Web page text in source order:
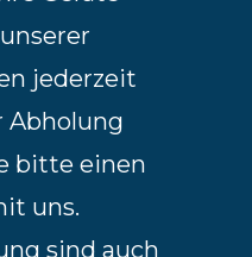
jederzeit
Abholung
bitte einen
uns.
sind auch